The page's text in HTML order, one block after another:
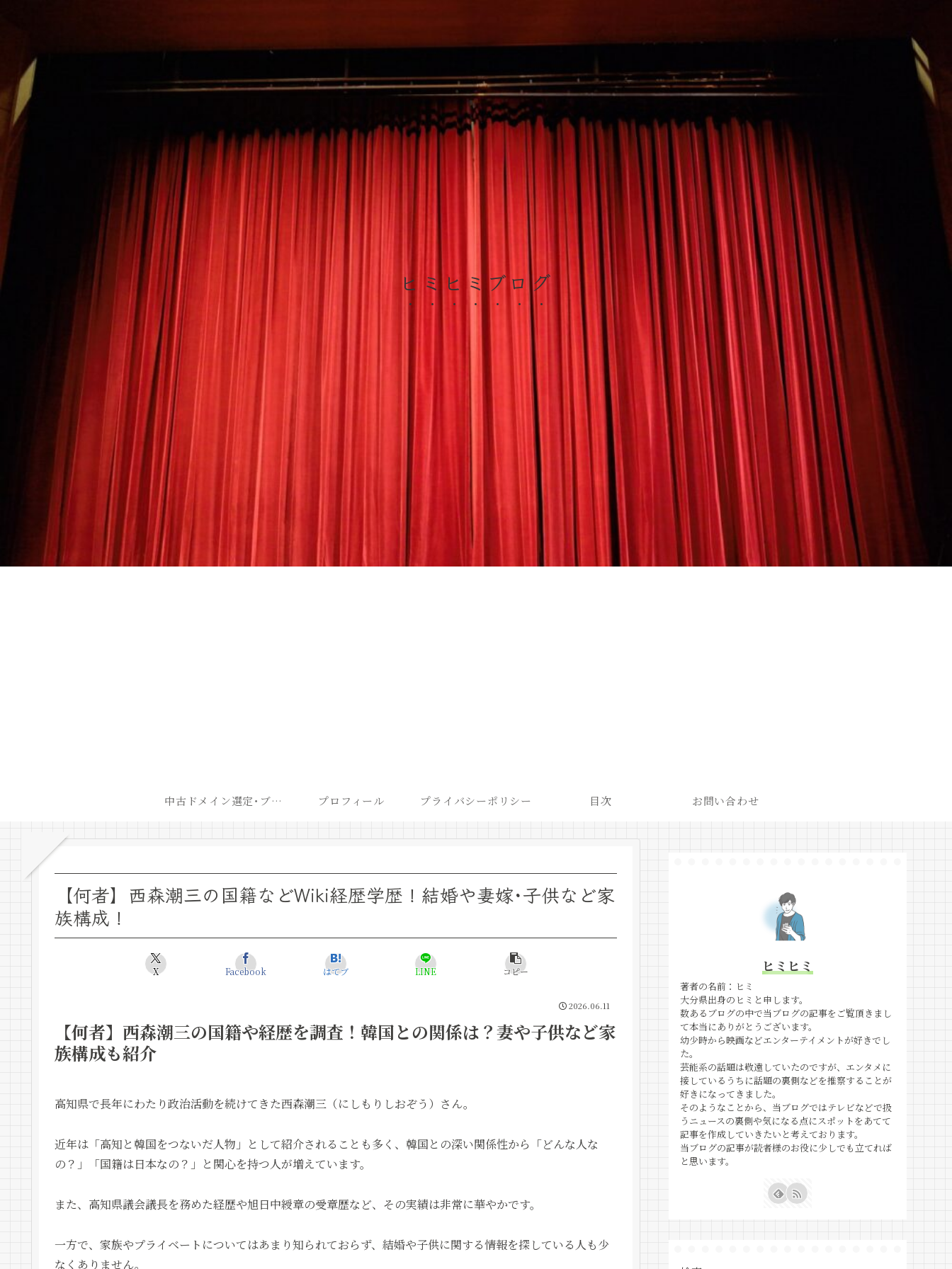
ヒミヒミブログ
中古ドメイン選定･ブログ開設後最短での収益化戦略 プロフィール プライバシーポリシー 目次 お問い合わせ
【何者】西森潮三の国籍などWiki経歴学歴！結婚や妻嫁･子供など家
族構成！
X Facebook はてブ LINE コピー
2026.06.11
【何者】西森潮三の国籍や経歴を調査！韓国との関係は？妻や子供など家
族構成も紹介
高知県で長年にわたり政治活動を続けてきた西森潮三（にしもりしおぞう）さん。
近年は「高知と韓国をつないだ人物」として紹介されることも多く、韓国との深い関係性から「どんな人な
の？」「国籍は日本なの？」と関心を持つ人が増えています。
また、高知県議会議長を務めた経歴や旭日中綬章の受章歴など、その実績は非常に華やかです。
一方で、家族やプライベートについてはあまり知られておらず、結婚や子供に関する情報を探している人も少
なくありません。
ヒミヒミ
著者の名前：ヒミ
大分県出身のヒミと申します。
数あるブログの中で当ブログの記事をご覧頂きまし
て本当にありがとうございます。
幼少時から映画などエンターテイメントが好きでし
た。
芸能系の話題は敬遠していたのですが、エンタメに
接しているうちに話題の裏側などを推察することが
好きになってきました。
そのようなことから、当ブログではテレビなどで扱
うニュースの裏側や気になる点にスポットをあてて
記事を作成していきたいと考えております。
当ブログの記事が読者様のお役に少しでも立てれば
と思います。